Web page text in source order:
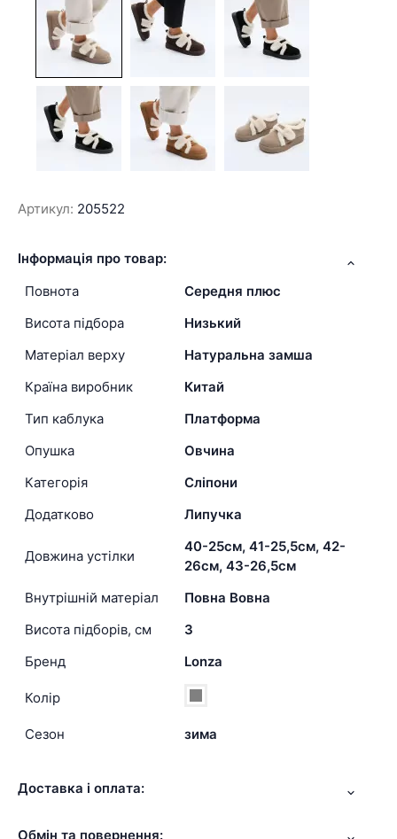
Артикул: 205522
Інформація про товар:
Повнота
Середня плюс
Висота підбора
Низький
Матеріал верху
Натуральна замша
Країна виробник
Китай
Тип каблука
Платформа
Опушка
Овчина
Категорія
Сліпони
Додатково
Липучка
Довжина устілки
40-25см, 41-25,5см, 42-
26см, 43-26,5см
Внутрішній матеріал
Повна Вовна
Висота підборів, см
3
Бренд
Lonza
Колір
Сезон зима
Доставка і оплата:
Обмін та повернення: